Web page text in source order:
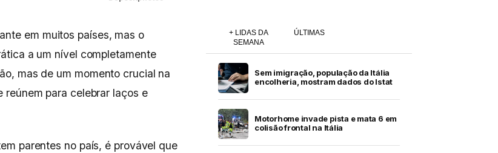
em muitos países, mas o
a um nível completamente
mas de um momento crucial na
para celebrar laços e
parentes no país, é provável que
+ LIDAS DA
SEMANA
ÚLTIMAS
Sem imigração, população da Itália
encolheria, mostram dados do Istat
Motorhome invade pista e mata 6 em
colisão frontal na Itália